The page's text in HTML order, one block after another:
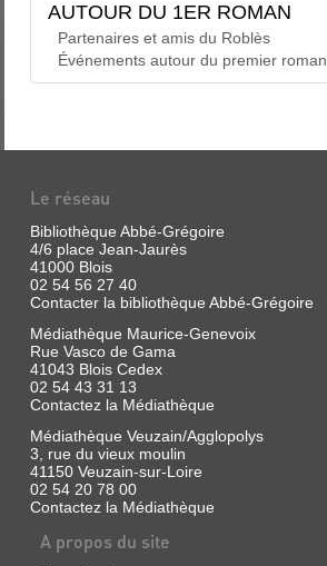
AUTOUR DU 1ER ROMAN
Partenaires et amis du Roblès
Événements autour du premier roman
Le réseau
Bibliothèque Abbé-Grégoire
4/6 place Jean-Jaurès
41000 Blois
02 54 56 27 40
Contacter la bibliothèque Abbé-Grégoire
Médiathèque Maurice-Genevoix
Rue Vasco de Gama
41043 Blois Cedex
02 54 43 31 13
Contactez la Médiathèque
Médiathèque Veuzain/Agglopolys
3, rue du vieux moulin
41150 Veuzain-sur-Loire
02 54 20 78 00
Contactez la Médiathèque
A propos du site